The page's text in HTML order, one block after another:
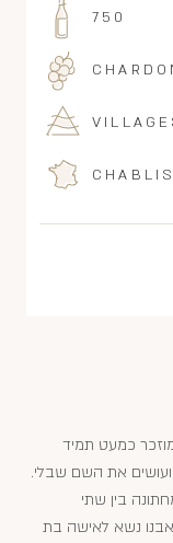
750
CHABLIS
קטן של כ-10 הקטר, מוזכר כמעט תמיד
את השם שבלי.
שכן היקב בעצם "נולד" בשנת 1948 מחתונה בין שתי
נשא לאישה בת